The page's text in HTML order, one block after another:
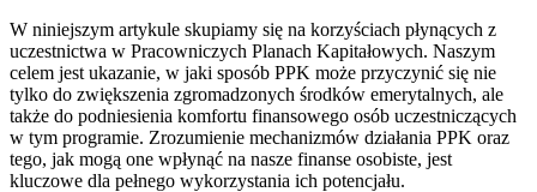
W niniejszym artykule skupiamy się na korzyściach płynących z
uczestnictwa w Pracowniczych Planach Kapitałowych. Naszym
celem jest ukazanie, w jaki sposób PPK może przyczynić się nie
tylko do zwiększenia zgromadzonych środków emerytalnych, ale
także do podniesienia komfortu finansowego osób uczestniczących
w tym programie. Zrozumienie mechanizmów działania PPK oraz
tego, jak mogą one wpłynąć na nasze finanse osobiste, jest
kluczowe dla pełnego wykorzystania ich potencjału.